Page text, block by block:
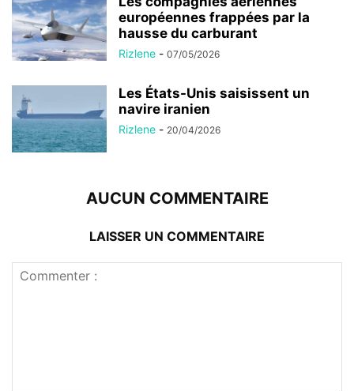
européennes frappées par la
hausse du carburant
Rizlene - 07/05/2026
Les États-Unis saisissent un
navire iranien
Rizlene - 20/04/2026
AUCUN COMMENTAIRE
LAISSER UN COMMENTAIRE